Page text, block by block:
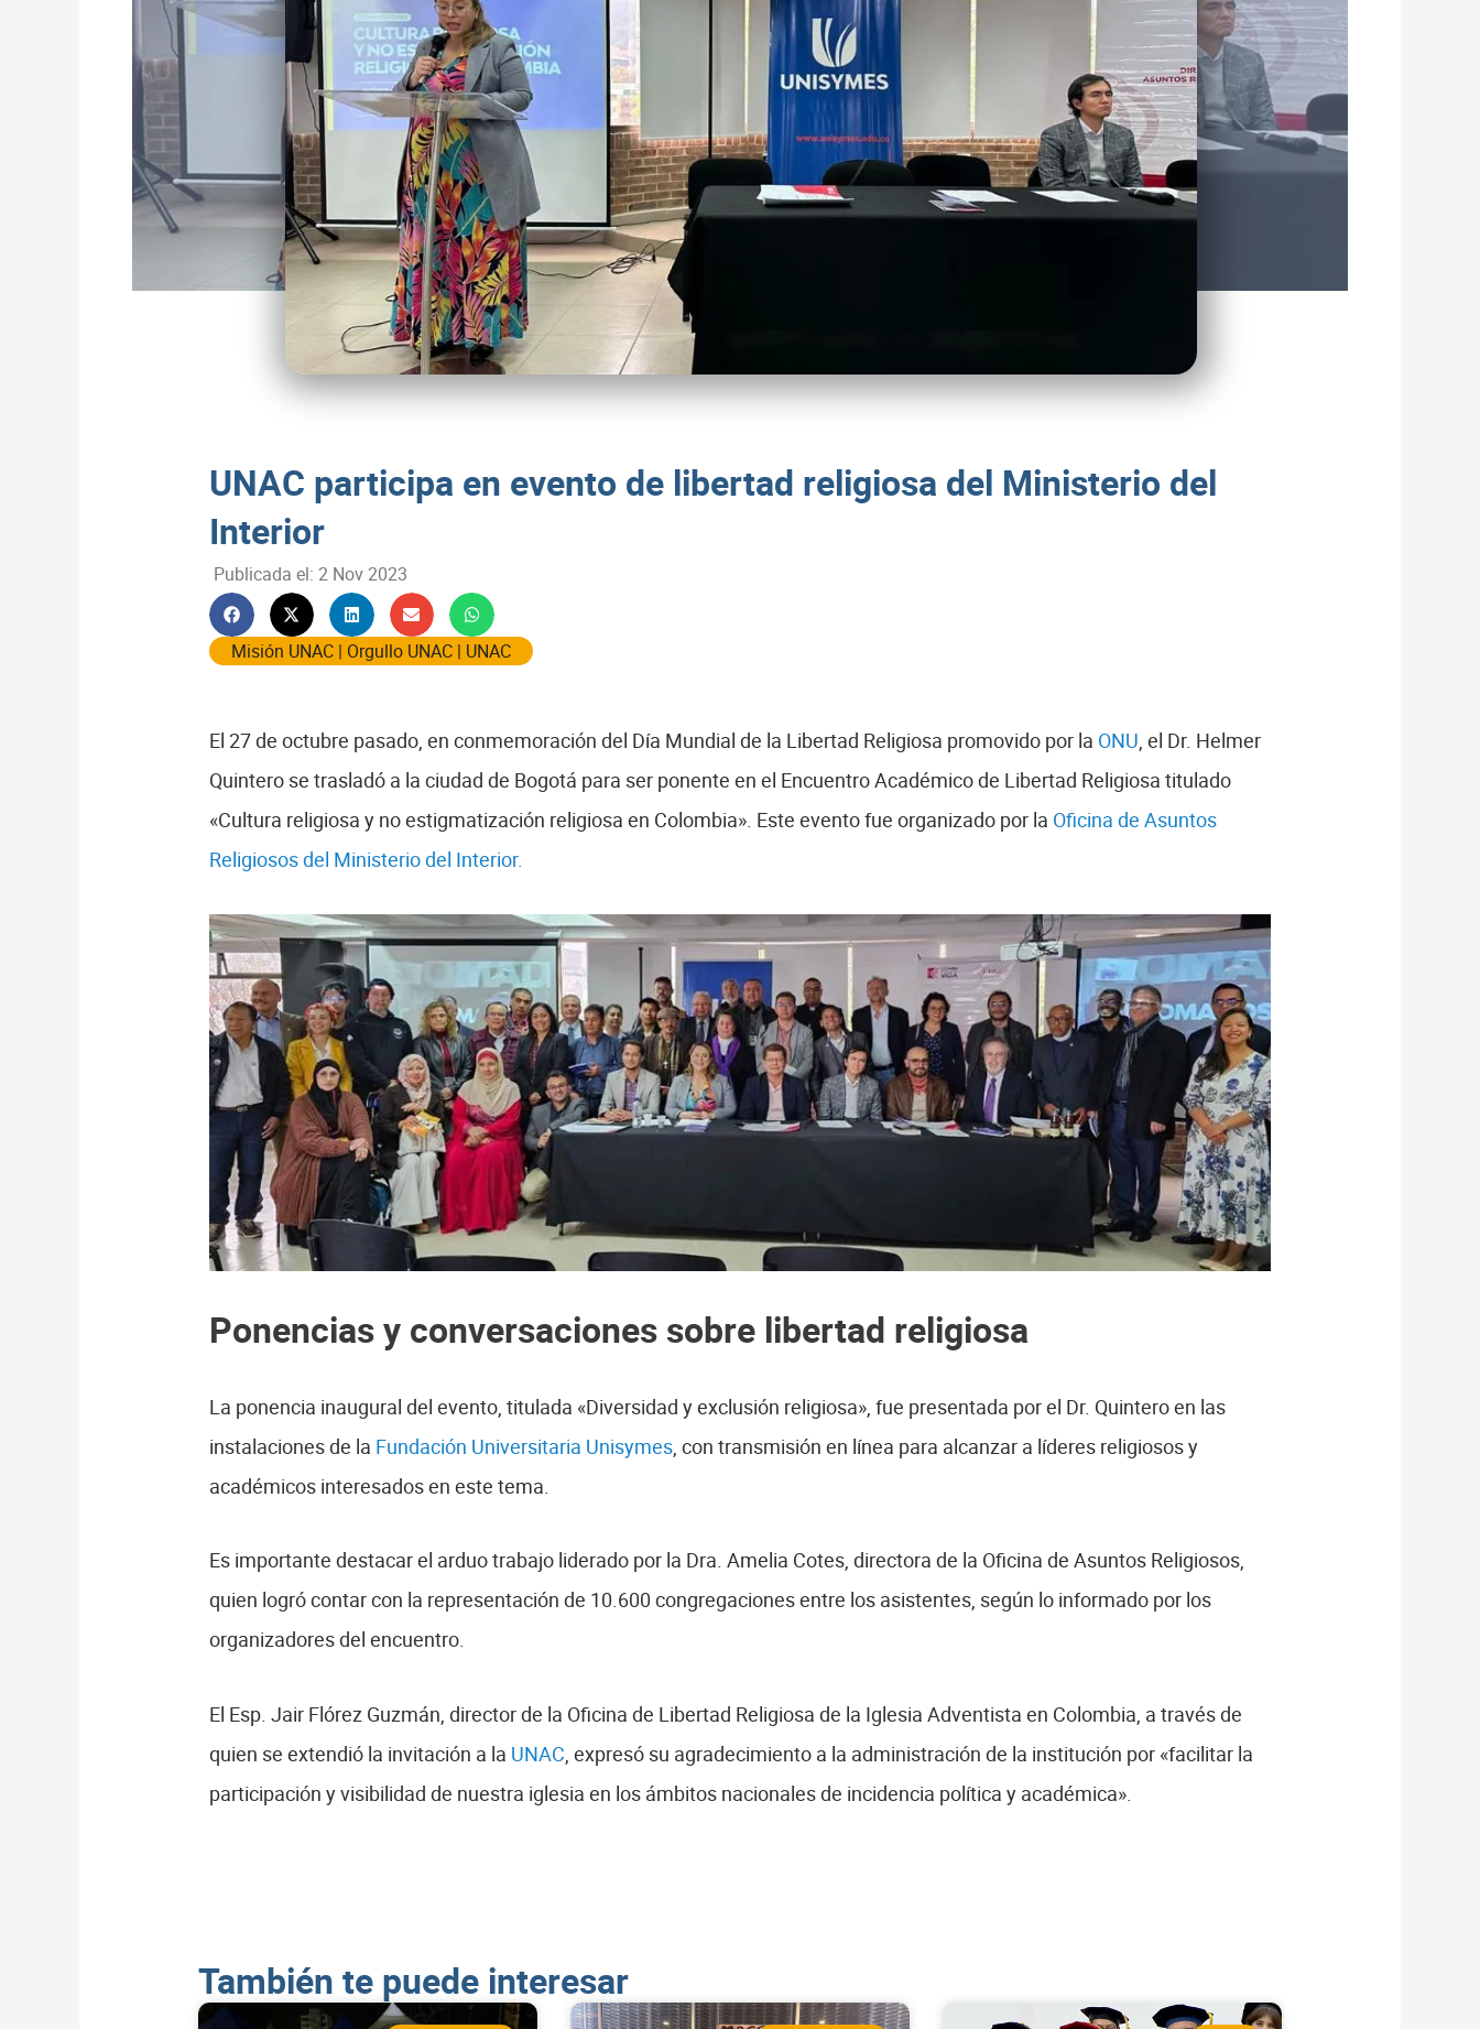
UNAC participa en evento de libertad religiosa del Ministerio del
Interior
Publicada el: 2 Nov 2023
Misión UNAC | Orgullo UNAC | UNAC
El 27 de octubre pasado, en conmemoración del Día Mundial de la Libertad Religiosa promovido por la ONU, el Dr. Helmer
Quintero se trasladó a la ciudad de Bogotá para ser ponente en el Encuentro Académico de Libertad Religiosa titulado
«Cultura religiosa y no estigmatización religiosa en Colombia». Este evento fue organizado por la Oficina de Asuntos
Religiosos del Ministerio del Interior.
Ponencias y conversaciones sobre libertad religiosa
La ponencia inaugural del evento, titulada «Diversidad y exclusión religiosa», fue presentada por el Dr. Quintero en las
instalaciones de la Fundación Universitaria Unisymes , con transmisión en línea para alcanzar a líderes religiosos y
académicos interesados en este tema.
Es importante destacar el arduo trabajo liderado por la Dra. Amelia Cotes, directora de la Oficina de Asuntos Religiosos,
quien logró contar con la representación de 10.600 congregaciones entre los asistentes, según lo informado por los
organizadores del encuentro.
El Esp. Jair Flórez Guzmán, director de la Oficina de Libertad Religiosa de la Iglesia Adventista en Colombia, a través de
quien se extendió la invitación a la UNAC , expresó su agradecimiento a la administración de la institución por «facilitar la
participación y visibilidad de nuestra iglesia en los ámbitos nacionales de incidencia política y académica».
También te puede interesar